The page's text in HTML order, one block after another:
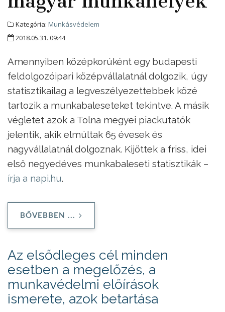
Kategória: Munkásvédelem
2018.05.31. 09:44
Amennyiben középkorúként egy budapesti
feldolgozóipari középvállalatnál dolgozik, úgy
statisztikailag a legveszélyezettebbek közé
tartozik a munkabaleseteket tekintve. A másik
végletet azok a Tolna megyei piackutatók
jelentik, akik elmúltak 65 évesek és
nagyvállalatnál dolgoznak. Kijöttek a friss, idei
első negyedéves munkabaleseti statisztikák –
írja a napi.hu.
BŐVEBBEN ...
Az elsődleges cél minden
esetben a megelőzés, a
munkavédelmi előírások
ismerete, azok betartása